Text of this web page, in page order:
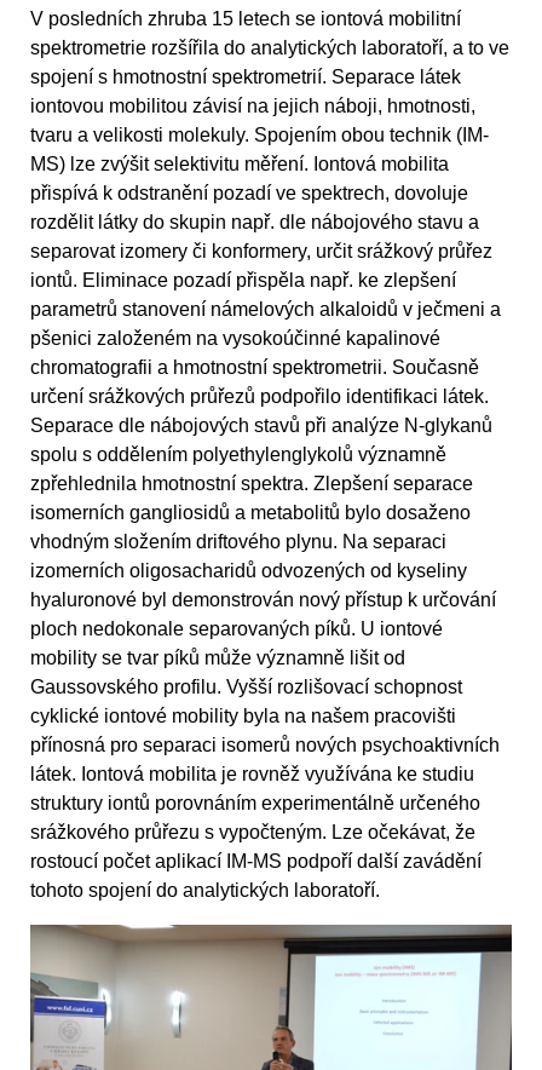
V posledních zhruba 15 letech se iontová mobilitní
spektrometrie rozšířila do analytických laboratoří, a to ve
spojení s hmotnostní spektrometrií. Separace látek
iontovou mobilitou závisí na jejich náboji, hmotnosti,
tvaru a velikosti molekuly. Spojením obou technik (IM-
MS) lze zvýšit selektivitu měření. Iontová mobilita
přispívá k odstranění pozadí ve spektrech, dovoluje
rozdělit látky do skupin např. dle nábojového stavu a
separovat izomery či konformery, určit srážkový průřez
iontů. Eliminace pozadí přispěla např. ke zlepšení
parametrů stanovení námelových alkaloidů v ječmeni a
pšenici založeném na vysokoúčinné kapalinové
chromatografii a hmotnostní spektrometrii. Současně
určení srážkových průřezů podpořilo identifikaci látek.
Separace dle nábojových stavů při analýze N-glykanů
spolu s oddělením polyethylenglykolů významně
zpřehlednila hmotnostní spektra. Zlepšení separace
isomerních gangliosidů a metabolitů bylo dosaženo
vhodným složením driftového plynu. Na separaci
izomerních oligosacharidů odvozených od kyseliny
hyaluronové byl demonstrován nový přístup k určování
ploch nedokonale separovaných píků. U iontové
mobility se tvar píků může významně lišit od
Gaussovského profilu. Vyšší rozlišovací schopnost
cyklické iontové mobility byla na našem pracovišti
přínosná pro separaci isomerů nových psychoaktivních
látek. Iontová mobilita je rovněž využívána ke studiu
struktury iontů porovnáním experimentálně určeného
srážkového průřezu s vypočteným. Lze očekávat, že
rostoucí počet aplikací IM-MS podpoří další zavádění
tohoto spojení do analytických laboratoří.